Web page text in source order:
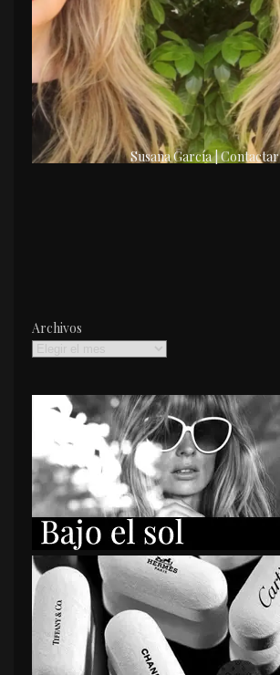
Susana García | Contactar
Archivos